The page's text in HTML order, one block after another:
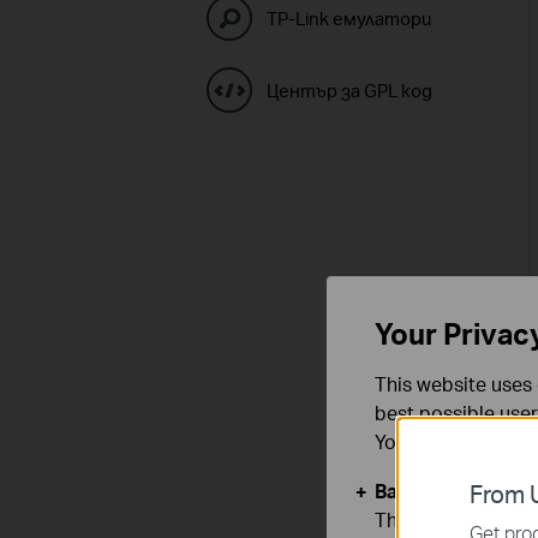
TP-Link емулатори
Център за GPL код
From
Get
Your
This website
best possible
You can find
Basic Cookies
These cookies